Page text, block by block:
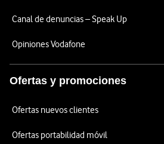
Canal de denuncias – Speak Up
Opiniones Vodafone
Ofertas y promociones
Ofertas nuevos clientes
Ofertas portabilidad móvil